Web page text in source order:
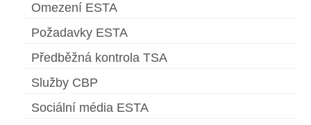
Omezení ESTA
Požadavky ESTA
Předběžná kontrola TSA
Služby CBP
Sociální média ESTA